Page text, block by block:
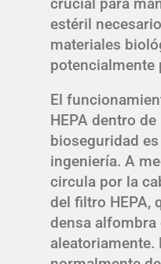
crucial para
estéril
materiales
potencialmente
El
HEPA dentro
bioseguridad
ingeniería. A
circula por la
del filtro HEPA,
densa
aleatoriamente.